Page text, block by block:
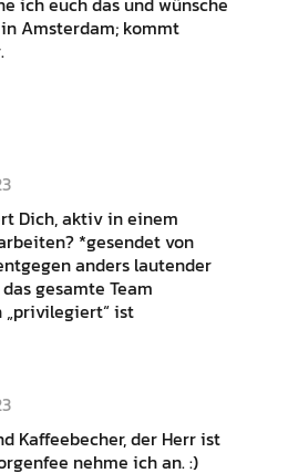
Amsterdam; kommt
Dich, aktiv in einem
*gesendet von
anders lautender
gesamte Team
„privilegiert“ ist
Kaffeebecher, der Herr ist
nehme ich an. :)